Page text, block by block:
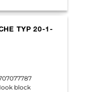
TYP 20-1-
block